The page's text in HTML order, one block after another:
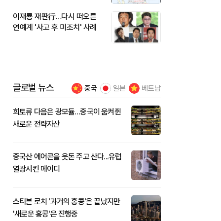
이재룡 재판行…다시 떠오른
연예계 '사고 후 미조치' 사례
글로벌 뉴스 중국 일본 베트남
희토류 다음은 광모듈…중국이 움켜쥔
새로운 전략자산
중국산 에어콘을 웃돈 주고 산다...유럽
열광시킨 메이디
스티븐 로치 '과거의 홍콩'은 끝났지만
'새로운 홍콩'은 진행중